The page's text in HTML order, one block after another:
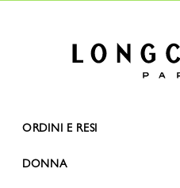
ORDINI E RESI
DONNA